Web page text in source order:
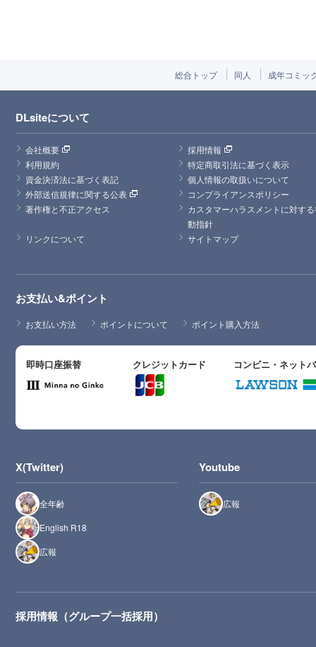
総合トップ 同人 成年コミッ
DLsiteについて
会社概要
採用情報
利用規約
特定商取引法に基づく表示
資金決済法に基づく表記
個人情報の取扱いについて
外部送信規律に関する公表
コンプライアンスポリシー
著作権と不正アクセス
カスタマーハラスメントに対す
動指針
リンクについて
サイトマップ
お支払い&ポイント
お支払い方法 ポイントについて ポイント購入方法
即時口座振替 クレジットカード コンビニ・ネット
X(Twitter)
全年齢
English R18
広報
Youtube
広報
採用情報（グループ一括採用）